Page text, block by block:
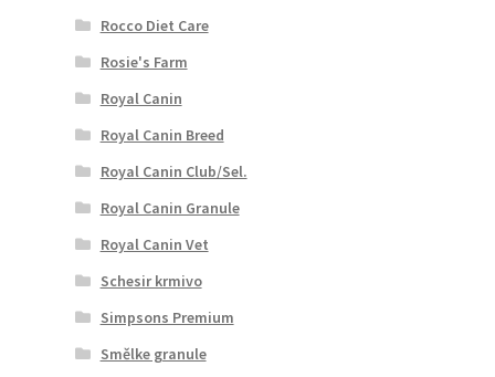
Rocco Diet Care
Rosie's Farm
Royal Canin
Royal Canin Breed
Royal Canin Club/Sel.
Royal Canin Granule
Royal Canin Vet
Schesir krmivo
Simpsons Premium
Smělke granule